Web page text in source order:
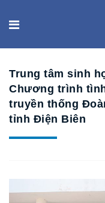
Trung tâm sinh
Chương trình
truyền thống
tỉnh Điện Biên